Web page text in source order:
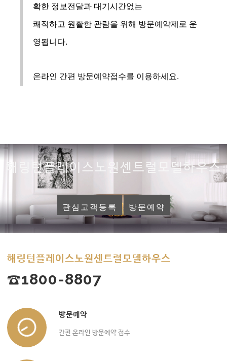
확한 정보전달과 대기시간없는
쾌적하고 원활한 관람을 위해 방문예약제로 운
영됩니다.
온라인 간편 방문예약접수를 이용하세요.
해링턴플레이스노원센트럴모델하우스
관심고객등록 방문예약
해링턴플레이스노원센트럴모델하우스
☎1800-8807
방문예약
간편 온라인 방문예약 접수